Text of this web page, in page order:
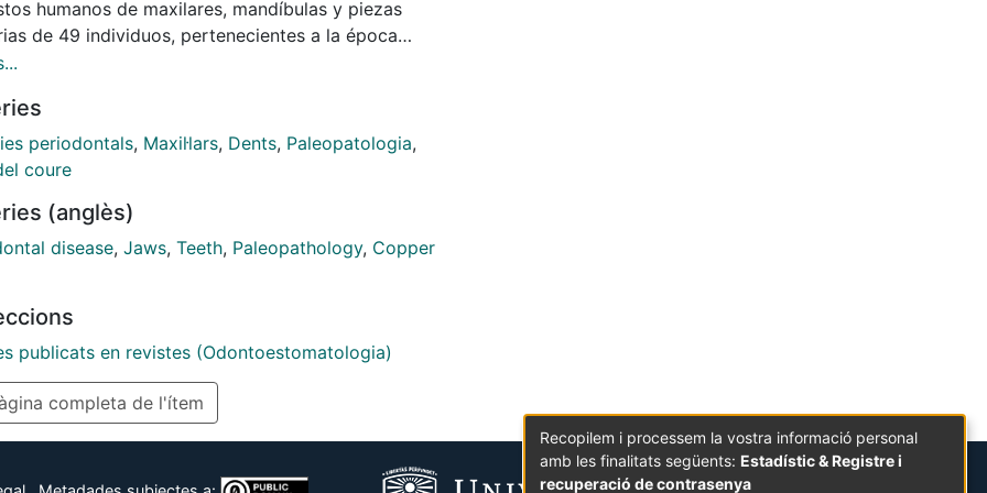
humanos de maxilares, mandíbulas y piezas
de 49 individuos, pertenecientes a la época
o eneolítica catalana (unos 2.000 años a. de J.
existentes entre el grado de desgaste dentario
abrasión), la pérdida de soporte óseo
(considerada como manifestación de
periodontals, Maxil·lars, Dents, Paleopatologia,
coure
(anglès)
disease, Jaws, Teeth, Paleopathology, Copper
publicats en revistes (Odontoestomatologia)
completa de l'ítem
Recopilem i processem la vostra informació personal
amb les finalitats següents: Estadístic & Registre i
recuperació de contrasenya